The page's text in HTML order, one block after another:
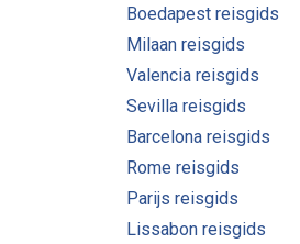
Boedapest reisgids
Milaan reisgids
Valencia reisgids
Sevilla reisgids
Barcelona reisgids
Rome reisgids
Parijs reisgids
Lissabon reisgids